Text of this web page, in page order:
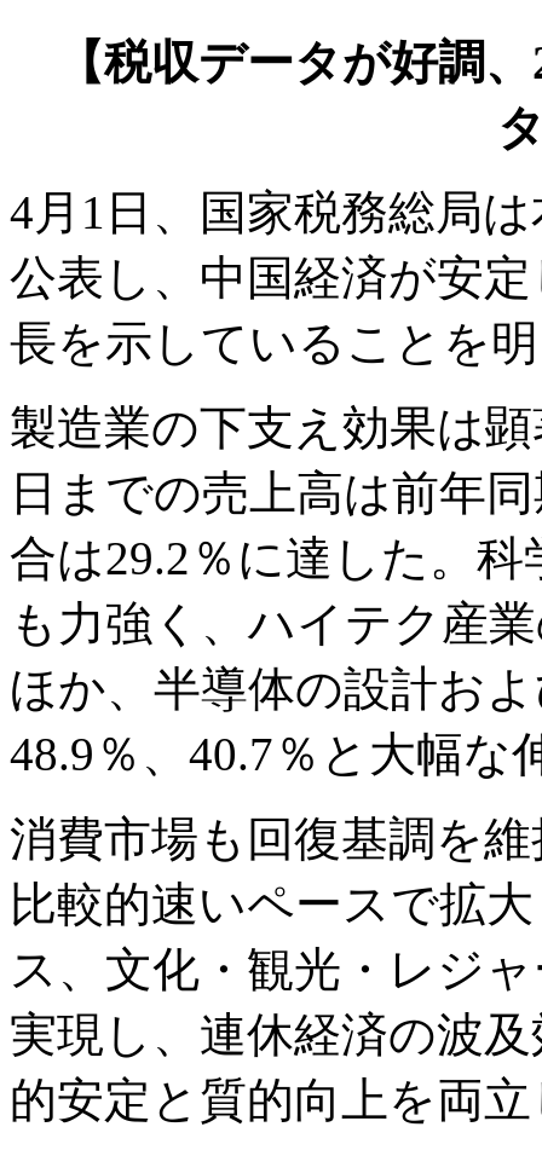
【税収データが好調
4月1日、国家税務総局
公表し、中国経済が安
長を示していることを
製造業の下支え効果は
日までの売上高は前年
合は29.2％に達した。
も力強く、ハイテク産
ほか、半導体の設計お
48.9％、40.7％と大幅な
消費市場も回復基調を
比較的速いペースで拡
ス、文化・観光・レジ
実現し、連休経済の波
的安定と質的向上を両